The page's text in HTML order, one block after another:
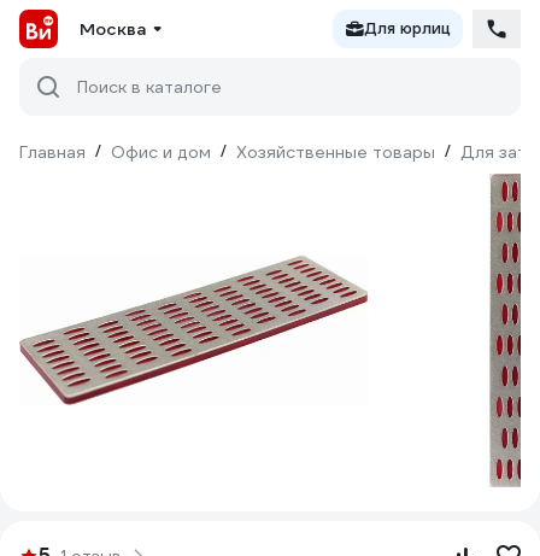
Москва Для юрлиц
Поиск в каталоге
Главная / Офис и дом / Хозяйственные товары / Для